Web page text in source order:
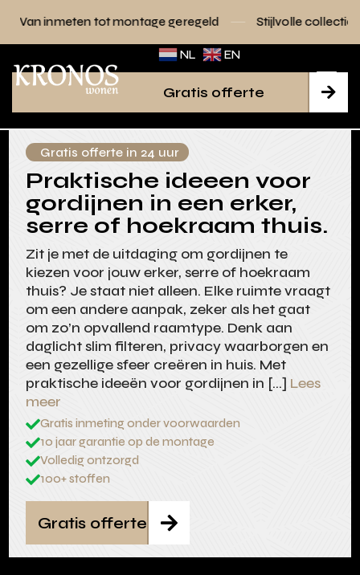
montage geregeld Stijlvolle collecties voor elk
NL EN

Gratis offerte
Gratis offerte in 24 uur
Praktische ideeen voor
gordijnen in een erker,
serre of hoekraam thuis.
Zit je met de uitdaging om gordijnen te
kiezen voor jouw erker, serre of hoekraam
thuis? Je staat niet alleen. Elke ruimte vraagt
om een andere aanpak, zeker als het gaat
om zo’n opvallend raamtype. Denk aan
daglicht slim filteren, privacy waarborgen en
een gezellige sfeer creëren in huis. Met
praktische ideeën voor gordijnen in […] Lees
meer
Gratis inmeting onder voorwaarden
10 jaar garantie op de montage
Volledig ontzorgd
100+ stoffen

Gratis offerte